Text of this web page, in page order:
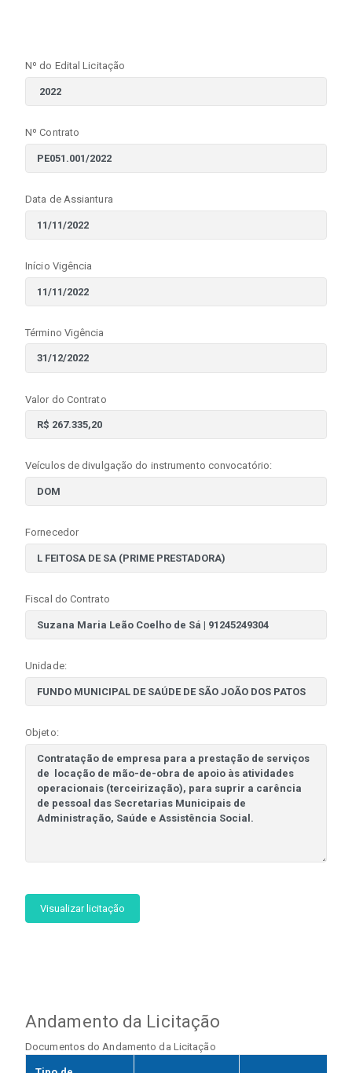
Nº do Edital Licitação
Nº Contrato
Data de Assiantura
Início Vigência
Término Vigência
Valor do Contrato
Veículos de divulgação do instrumento convocatório:
Fornecedor
Fiscal do Contrato
Unidade:
Objeto:
Visualizar licitação
Andamento da Licitação
Documentos do Andamento da Licitação